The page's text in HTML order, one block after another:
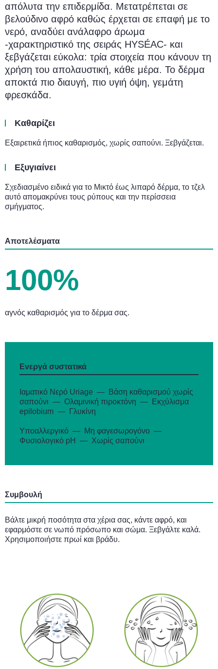
απόλυτα την επιδερμίδα. Μετατρέπεται σε
βελούδινο αφρό καθώς έρχεται σε επαφή με το
νερό, αναδύει ανάλαφρο άρωμα
-χαρακτηριστικό της σειράς HYSÉAC- και
ξεβγάζεται εύκολα: τρία στοιχεία που κάνουν τη
χρήση του απολαυστική, κάθε μέρα. Το δέρμα
αποκτά πιο διαυγή, πιο υγιή όψη, γεμάτη
φρεσκάδα.
Καθαρίζει
Εξαιρετικά ήπιος καθαρισμός, χωρίς σαπούνι. Ξεβγάζεται.
Εξυγιαίνει
Σχεδιασμένο ειδικά για το Μικτό έως λιπαρό δέρμα, το τζελ
αυτό απομακρύνει τους ρύπους και την περίσσεια
σμήγματος.
Αποτελέσματα
100%
αγνός καθαρισμός για το δέρμα σας.
Ενεργά συστατικά
Ιαματικό Νερό Uriage
Βάση καθαρισμού χωρίς
σαπούνι
Ολαμινική πιροκτόνη
Εκχύλισμα
epilobium
Γλυκίνη
Υποαλλεργικό
Μη φαγεσωρογόνο
Φυσιολογικό pH
Χωρίς σαπούνι
Συμβουλή
Βάλτε μικρή ποσότητα στα χέρια σας, κάντε αφρό, και
εφαρμόστε σε νωπό πρόσωπο και σώμα. Ξεβγάλτε καλά.
Χρησιμοποιήστε πρωί και βράδυ.